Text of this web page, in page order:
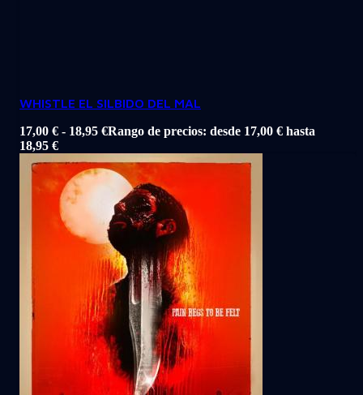
WHISTLE EL SILBIDO DEL MAL
17,00 € - 18,95 €Rango de precios: desde 17,00 € hasta
18,95 €